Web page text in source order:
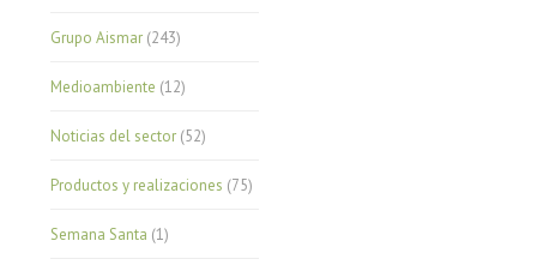
Grupo Aismar (243)
Medioambiente (12)
Noticias del sector (52)
Productos y realizaciones (75)
Semana Santa (1)